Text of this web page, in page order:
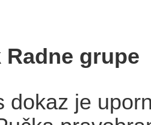
grupe
dokaz je